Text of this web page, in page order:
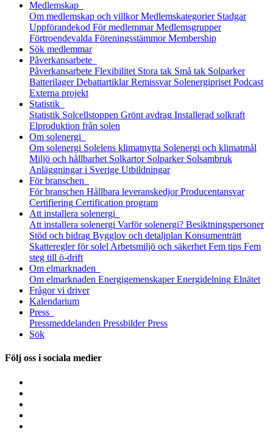
Medlemskap
Om medlemskap och villkor Medlemskategorier Stadgar
Uppförandekod För medlemmar Medlemsgrupper
Förtroendevalda Föreningsstämmor Membership
Sök medlemmar
Påverkansarbete
Påverkansarbete Flexibilitet Stora tak Små tak Solparker
Batterilager Debattartiklar Remissvar Solenergipriset Podcast
Externa projekt
Statistik
Statistik Solcellstoppen Grönt avdrag Installerad solkraft
Elproduktion från solen
Om solenergi
Om solenergi Solelens klimatnytta Solenergi och klimatmål
Miljö och hållbarhet Solkartor Solparker Solsambruk
Anläggningar i Sverige Utbildningar
För branschen
För branschen Hållbara leveranskedjor Producentansvar
Certifiering Certification program
Att installera solenergi
Att installera solenergi Varför solenergi? Besiktningspersoner
Stöd och bidrag Bygglov och detaljplan Konsumenträtt
Skatteregler för solel Arbetsmiljö och säkerhet Fem tips Fem
steg till ö-drift
Om elmarknaden
Om elmarknaden Energigemenskaper Energidelning Elnätet
Frågor vi driver
Kalendarium
Press
Pressmeddelanden Pressbilder Press
Sök
Följ oss i sociala medier